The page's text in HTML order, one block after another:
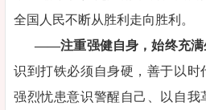
全国人民不断从胜利走向胜利。
——注重强健自身，始终充满
识到打铁必须自身硬，善于以时
强烈忧患意识警醒自己、以自我